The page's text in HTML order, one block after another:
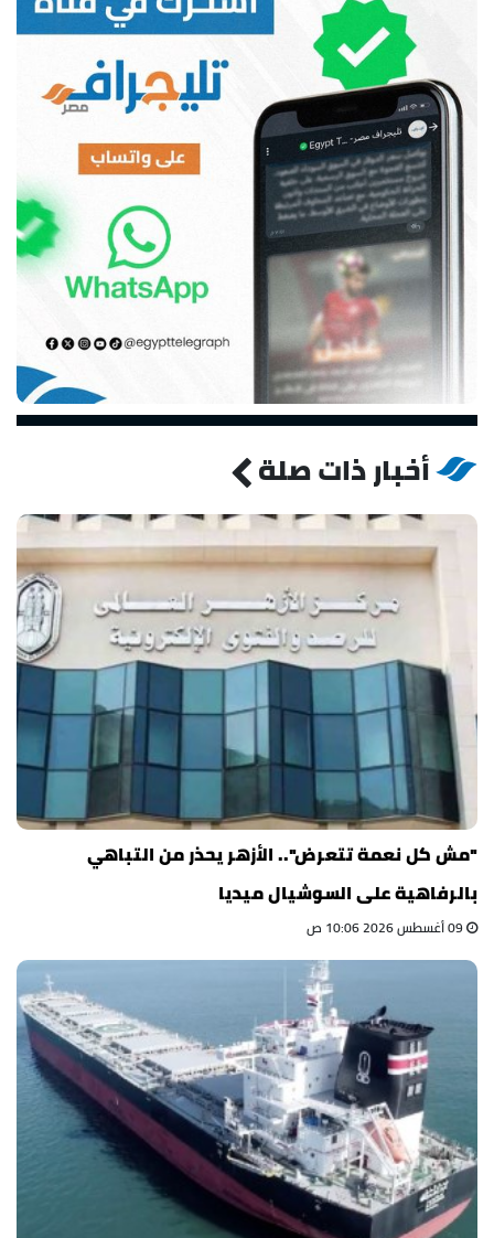
أخبار ذات صلة
"مش كل نعمة تتعرض".. الأزهر يحذر من التباهي
بالرفاهية على السوشيال ميديا